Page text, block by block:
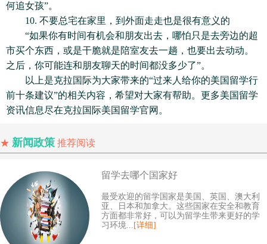
何追女孩”。
10. 不要总宅在家里，到外面走走也是很有意义的
“如果你有时间有机会和朋友出去，哪怕只是去旁边的超
市买个东西，或是干脆就是陪室友去一趟，也要出去动动。
之后，你可能连和朋友聊天的时间都没多少了”。
以上是克拉国际为大家带来的“过来人给你的美国留学行
前十条建议”的相关内容，希望对大家有帮助。更多美国留学
资讯信息尽在克拉国际美国留学官网。
★ 新闻政策 推荐阅读
留学去哪个国家好
最受欢迎的留学国家是美国、英国、澳大利
亚、日本和加拿大。这些国家在安全和教育
方面都非常好，可以为留学生带来更好的学
习环境... [详细]